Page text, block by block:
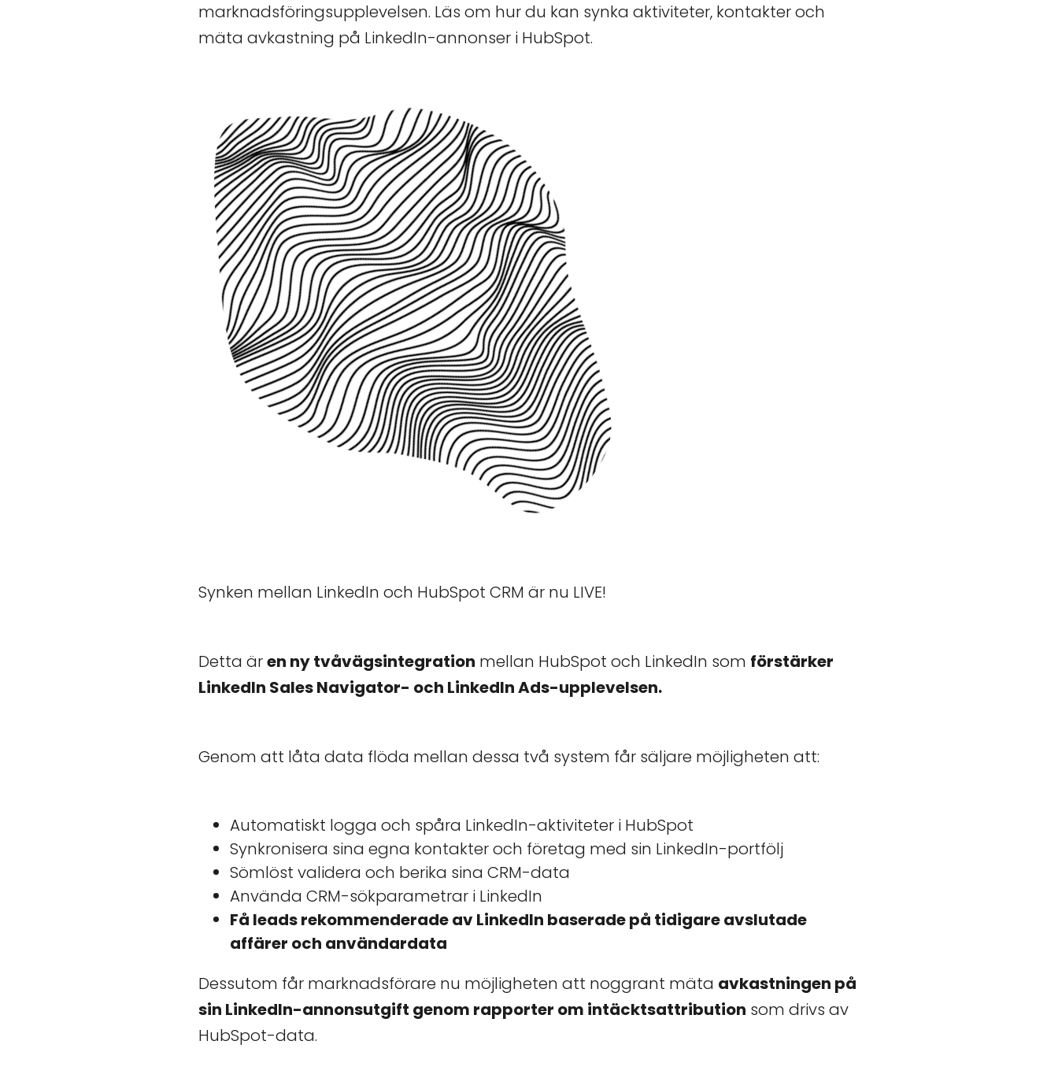
marknadsföringsupplevelsen. Läs om hur du kan synka aktiviteter, kontakter och
mäta avkastning på LinkedIn-annonser i HubSpot.
Synken mellan LinkedIn och HubSpot CRM är nu LIVE!
Detta ären ny tvåvägsintegration mellan HubSpot och LinkedIn som förstärker
LinkedIn Sales Navigator- och LinkedIn Ads-upplevelsen.
Genom att låta data flöda mellan dessa två system får säljare möjligheten att:
Automatiskt logga och spåra LinkedIn-aktiviteter i HubSpot
Synkronisera sina egna kontakter och företag med sin LinkedIn-portfölj
Sömlöst validera och berika sina CRM-data
Använda CRM-sökparametrar i LinkedIn
Få leads rekommenderade av LinkedIn baserade på tidigare avslutade
affärer och användardata
Dessutom får marknadsförare nu möjligheten att noggrant mäta avkastningen på
sin LinkedIn-annonsutgift genom rapporter om intäcktsattribution som drivs av
HubSpot-data.